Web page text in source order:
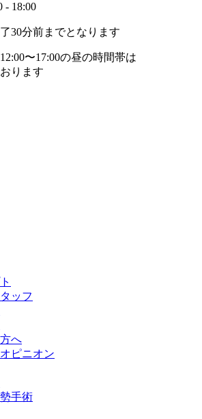
- 18:00
30分前までとなります
〜17:00の昼の時間帯は
ります
ッフ
へ
ピニオン
手術